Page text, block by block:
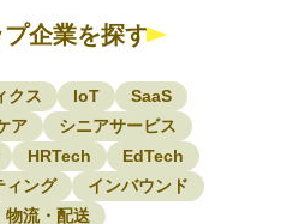
企業を探す
クス IoT
SaaS
ア
シニアサービス
HRTech
EdTech
ィング
インバウンド
物流・配送